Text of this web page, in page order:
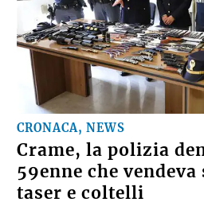
CRONACA, NEWS
Crame, la polizia
59enne che
taser e coltelli